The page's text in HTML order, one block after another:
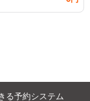
る予約システム